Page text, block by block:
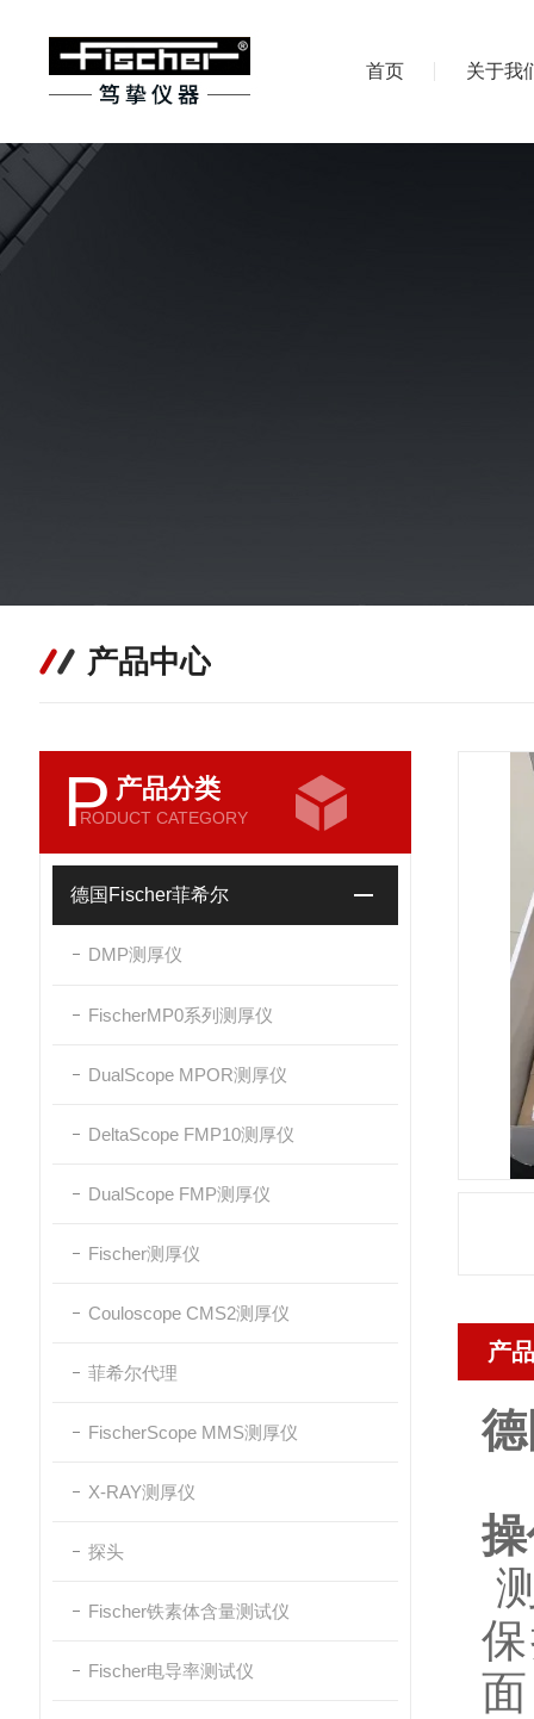
首页 关于我
产品中心
P 产品分类
RODUCT CATEGORY
德国Fischer菲希尔
DMP测厚仪
FischerMP0系列测厚仪
DualScope MPOR测厚仪
DeltaScope FMP10测厚仪
DualScope FMP测厚仪
Fischer测厚仪
Couloscope CMS2测厚仪
菲希尔代理
FischerScope MMS测厚仪
X-RAY测厚仪
探头
Fischer铁素体含量测试仪
Fischer电导率测试仪
产